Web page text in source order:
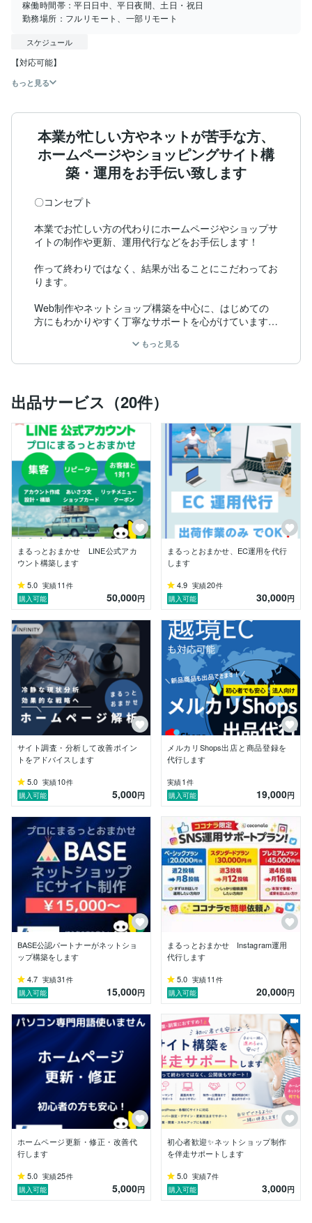
稼働時間帯：平日日中、平日夜間、土日・祝日
勤務場所： フルリモート、一部リモート
スケジュール
もっと見る
本業が忙しい方やネットが苦手な方、
ホームページやショッピングサイト構
築・運用をお手伝い致します
〇コンセプト
本業でお忙しい方の代わりにホームページやショップサ
イトの制作や更新、運用代行などをお手伝します！
作って終わりではなく、結果が出ることにこだわってお
ります。
Web制作やネットショップ構築を中心に、はじめての
方にもわかりやすく丁寧なサポートを心がけています。
ご相談から運用まで、気軽に頼れるパートナーを目指し
・お店/会社を知ってもらう！
・売上を上げる！
・採用をしたい！
〇サービス内容
＜ホームページ＞
◆新規ホームページ作成
これからホームページを作りたい方に
◆ホームページリニューアル
スマホに対応させたい
◆ホームページ運用サポート
ホームページはあるけど、更新していない。
ホームページはあるけど、更新の方法が分からない。
作ったまま放置している。
情報発信が出来ていない。
＜ショッピングサイト＞
◆まるっと依頼、ショッピングサイト構築
これからショッピングサイトを作りたい！
ショッピングサイトで売り上げを伸ばしたい！
◆他のショッピングモールに出店したい。
既にショッピングサイトをもっていて、他に出店した
い方に
・ショッピングモール（楽天・Amazon・Yahooショ
ッピング）
◆ネットショップの運営を手伝って欲しい
出荷はやれるが、サイトの管理・運営はお願いした
い。
＜なんでも相談＞
その他、あなたの会社・お店のWEB/IT担当として、
なんでもお気軽にご相談ください。
一例）
・ホームページ/ショッピングサイト 作成前相談
・資料作成代行
・データ入力代行
・ロゴ・名刺作成
・社内システム導入のご相談
・その他、パソコン業務に関する課題のご相談
もっと見る
出品サービス（20件）
まるっとおまかせ LINE公式アカ
ウント構築します
5.0 実績11 件
購入可能
50,000円
まるっとおまかせ、EC運用を代行
します
4.9 実績20件
購入可能
30,000円
サイト調査・分析して改善ポイン
トをアドバイスします
5.0 実績10件
購入可能
5,000円
メルカリShops出店と商品登録を
代行します
実績1 件
購入可能
19,000円
BASE公認パートナーがネットショ
ップ構築をします
4.7 実績31 件
購入可能
15,000円
まるっとおまかせ Instagram運用
代行します
5.0 実績11 件
購入可能
20,000円
ホームページ更新・修正・改善代
行します
5.0 実績25件
購入可能
5,000円
初心者歓迎✨ネットショップ制作
を伴走サポートします
5.0 実績7件
購入可能
3,000円